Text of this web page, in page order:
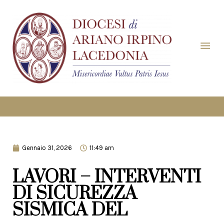
Gennaio 31, 2026 11:49 am
LAVORI – INTERVENTI
DI SICUREZZA
SISMICA DEL